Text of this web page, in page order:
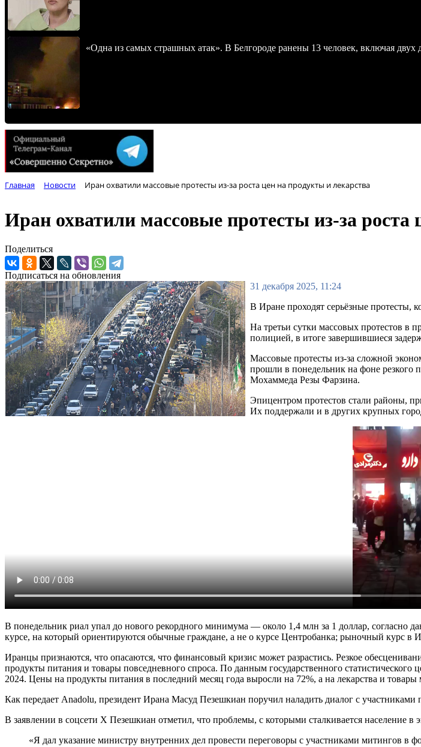
«Одна из самых страшных атак». В Белгороде ранены 13 человек, включая двух
Главная Новости Иран охватили массовые протесты из-за роста цен на продукты и лекарства
Иран охватили массовые протесты из-за роста
Поделиться
Подписаться на обновления
31 декабря 2025, 11:24
В Иране проходят серьёзные протесты,
На третьи сутки массовых протестов в
полицией, в итоге завершившиеся
Массовые протесты из-за сложной
прошли в понедельник на фоне резкого
Мохаммеда Резы Фарзина.
Эпицентром протестов стали районы,
Их поддержали и в других крупных
В понедельник риал упал до нового рекордного минимума — около 1,4 млн за 1 доллар,
курсе, на который ориентируются обычные граждане, а не о курсе Центробанка; рыночный курс в
Иранцы признаются, что опасаются, что финансовый кризис может разрастись. Резкое
продукты питания и товары повседневного спроса. По данным государственного
2024. Цены на продукты питания в последний месяц года выросли на 72%, а на лекарства и
Как передает Anadolu, президент Ирана Масуд Пезешкиан поручил наладить диалог с участниками
В заявлении в соцсети X Пезешкиан отметил, что проблемы, с которыми сталкивается население в
«Я дал указание министру внутренних дел провести переговоры с участниками митингов в